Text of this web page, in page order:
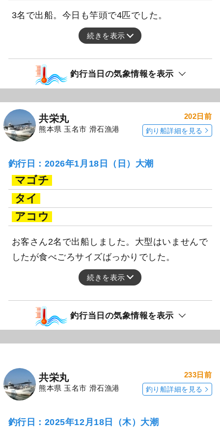
3名で出船。今日も竿頭で4匹でした。
続きを表示
釣行当日の気象情報を表示
共栄丸
熊本県 玉名市 滑石漁港
202日前
釣り船詳細を見る
釣行日：2026年1月18日（日）大潮
マゴチ
タイ
アコウ
お客さん2名で出船しました。大型はいませんで
したが食べごろサイズばっかりでした。
続きを表示
釣行当日の気象情報を表示
共栄丸
熊本県 玉名市 滑石漁港
233日前
釣り船詳細を見る
釣行日：2025年12月18日（木）大潮